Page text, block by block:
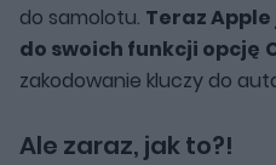
do samolotu. Teraz
do swoich funkcji opcję
zakodowanie kluczy do
Ale zaraz, jak to?!